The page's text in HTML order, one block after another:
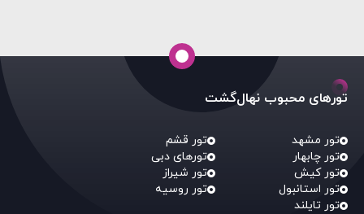
تورهای محبوب نهال‌گشت
تور مشهد
تور قشم
تور چابهار
تورهای دبی
تور کیش
تور شیراز
تور استانبول
تور روسیه
تور تایلند